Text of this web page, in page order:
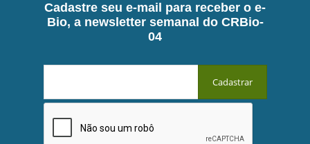
Cadastre seu e-mail para receber o e-
Bio, a newsletter semanal do CRBio-
04